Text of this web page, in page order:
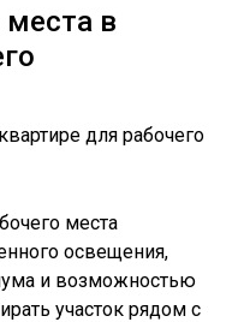
в
места
освещения,
и возможностью
участок рядом с